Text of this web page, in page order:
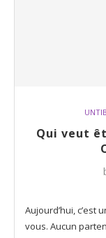
Qui veut
Aujourd’hui, c’est
vous. Aucun